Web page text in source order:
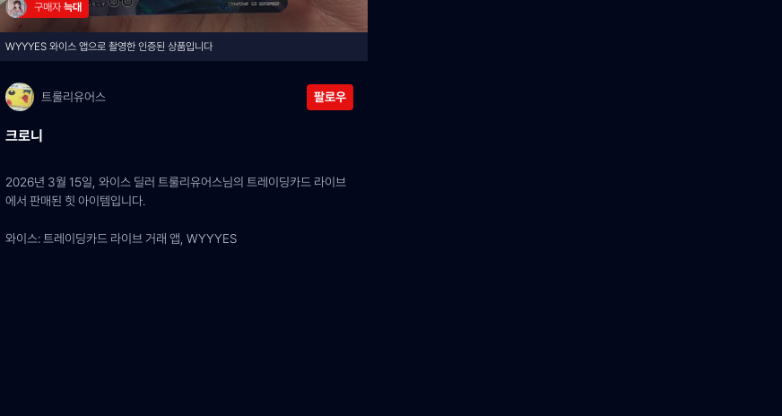
구매자 늑대
WYYYES 와이스 앱으로 촬영한 인증된 상품입니다
트룰리유어스 팔로우
크로니
2026년 3월 15일, 와이스 딜러 트룰리유어스님의 트레이딩카드 라이브
에서 판매된 힛 아이템입니다.
와이스: 트레이딩카드 라이브 거래 앱, WYYYES